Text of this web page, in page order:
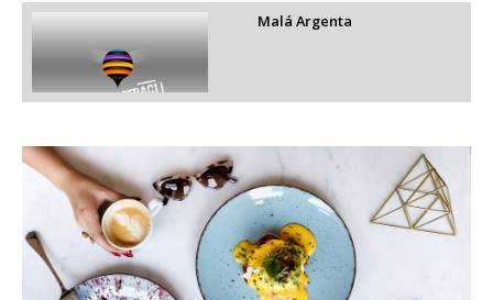
Malá Argenta